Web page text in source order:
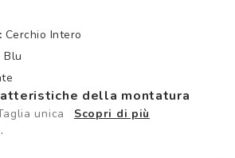
Cerchio Intero
Blu
della montatura
unica
Scopri di più